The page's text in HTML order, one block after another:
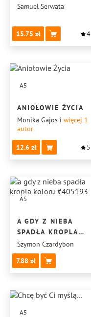
Samuel Serwata
15.75 4
A5
ANIOŁOWIE ŻYCIA
Monika Gajos i więcej 1
autor
12.6 5
A5
A GDY Z NIEBA
SPADŁA KROPLA
KOLORU #405193
Szymon Czardybon
7.88
A5